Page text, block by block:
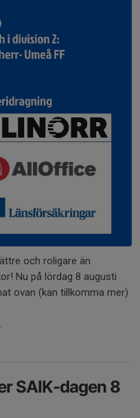
och roligare än
Nu på lördag 8 augusti
ovan (kan tillkomma mer)
SAIK-dagen 8